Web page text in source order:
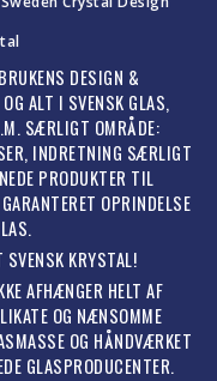
DESIGN &
ALT I SVENSK GLAS,
SÆRLIGT OMRÅDE:
INDRETNING SÆRLIGT
PRODUKTER TIL
OPRINDELSE
SVENSK KRYSTAL!
AFHÆNGER HELT AF
OG NÆNSOMME
OG HÅNDVÆRKET
GLASPRODUCENTER.